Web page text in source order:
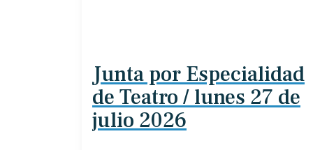
Junta por Especialidad
de Teatro / lunes 27 de
julio 2026